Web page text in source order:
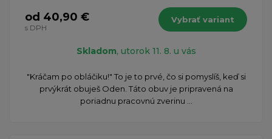
od 40,90 €
s DPH
Vybrať variant
Skladom, utorok 11. 8. u vás
​"Kráčam po obláčiku!" To je to prvé, čo si pomyslíš, keď si
prvýkrát obuješ Oden. Táto obuv je pripravená na
poriadnu pracovnú zverinu ...